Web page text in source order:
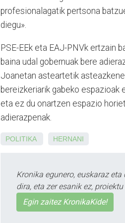
profesionalagatik pertsona
diegu».
PSE-EEk eta EAJ-PNVk ertzain
baina udal gobernuak bere
Joanetan asteartetik
bereizkeriarik gabeko espazioak
eta ez du onartzen espazio
adierazpenak.
POLITIKA HERNANI
Kronika egunero, euskaraz
dira, eta zer esanik ez,
Egin zaitez KronikaKide!